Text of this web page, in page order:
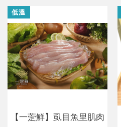
低溫
【一萣鮮】虱目魚里肌肉